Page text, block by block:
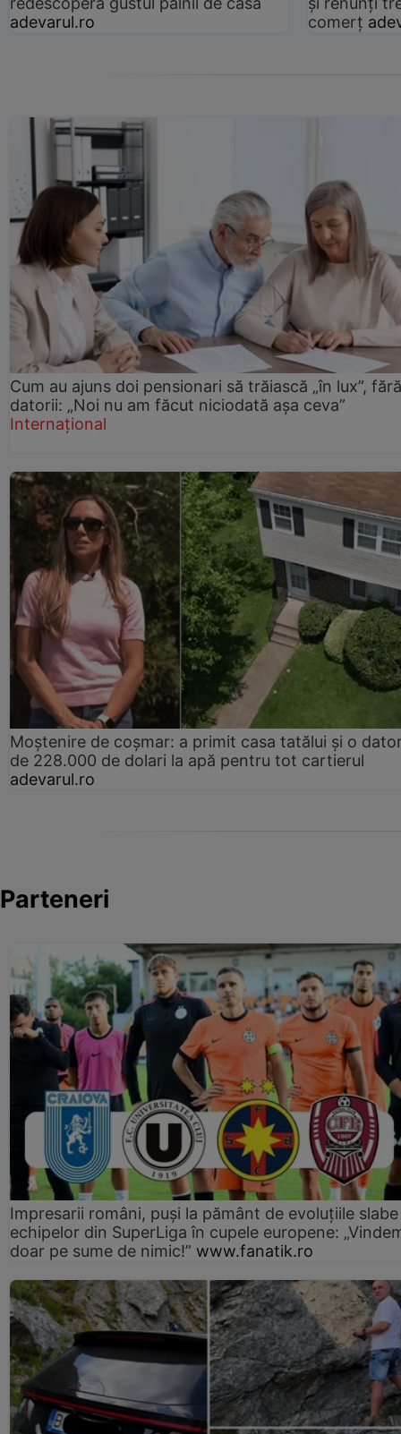
adevarul.ro
comerț
Cum au ajuns doi pensionari să trăiască „în lux”, fără
datorii: „Noi nu am făcut niciodată așa ceva”
Internațional
Moștenire de coșmar: a primit casa tatălui și o
de 228.000 de dolari la apă pentru tot cartierul
adevarul.ro
Parteneri
Impresarii români, puși la pământ de evoluțiile slabe
echipelor din SuperLiga în cupele europene:
doar pe sume de nimic!” www.fanatik.ro